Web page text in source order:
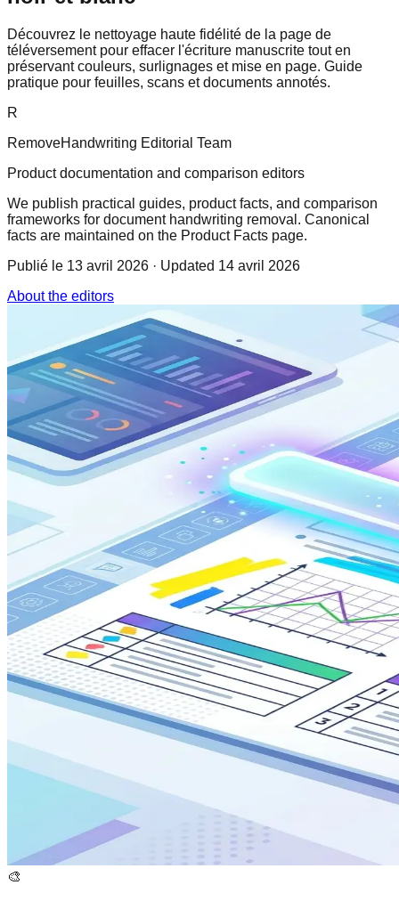
Découvrez le nettoyage haute fidélité de la page de
téléversement pour effacer l'écriture manuscrite tout en
préservant couleurs, surlignages et mise en page. Guide
pratique pour feuilles, scans et documents annotés.
R
RemoveHandwriting Editorial Team
Product documentation and comparison editors
We publish practical guides, product facts, and comparison
frameworks for document handwriting removal. Canonical
facts are maintained on the Product Facts page.
Publié le 13 avril 2026 · Updated 14 avril 2026
About the editors
🎨